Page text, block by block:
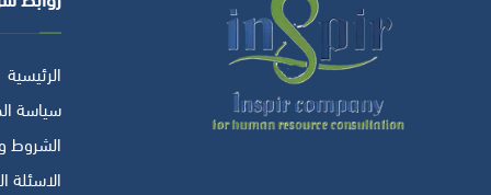
الرئيسية
سياسة
الشروط
الاسئلة